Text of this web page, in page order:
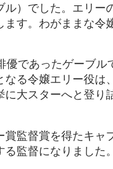
）でした。エリー
す。わがままな令
優であったゲーブル
る令嬢エリー役は
大スターへと登り
監督賞を得たキャ
監督になりました。